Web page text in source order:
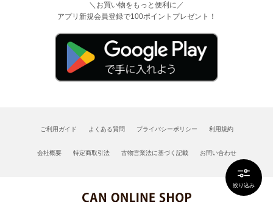
絞り込み
＼お買い物をもっと便利に／
アプリ新規会員登録で100ポイントプレゼント！
ご利用ガイド よくある質問 プライバシーポリシー 利用規約
会社概要 特定商取引法 古物営業法に基づく記載 お問い合わせ